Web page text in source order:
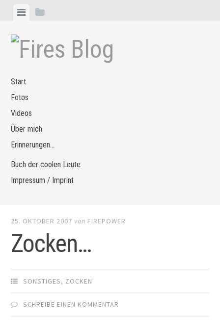
Zum
springen
MenüSeitenleiste
Start
Fotos
Videos
Über mich
Erinnerungen…
Buch der coolen Leute
Impressum / Imprint
25. OKTOBER 2007 von FIREPOWER
Zocken…
SONSTIGES, ZOCKEN
SCHREIBE EINEN KOMMENTAR